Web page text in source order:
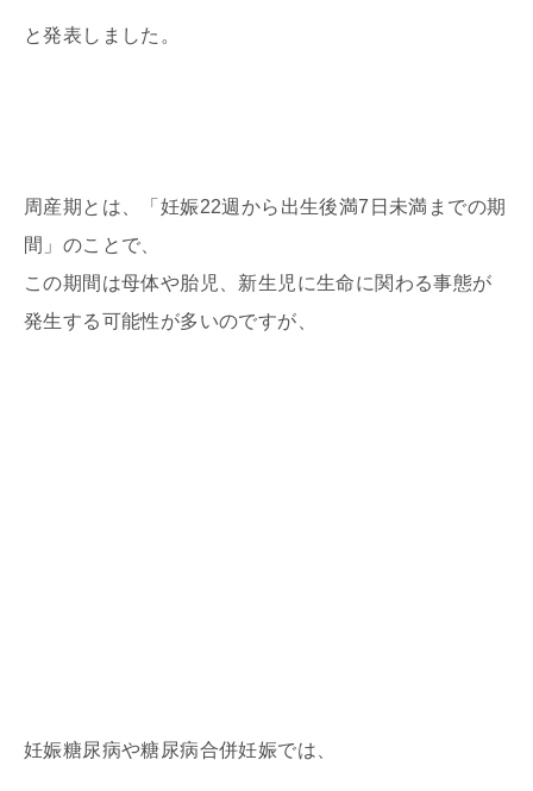
と発表しました。
周産期とは、「妊娠22週から出生後満7日未満までの期
間」のことで、
この期間は母体や胎児、新生児に生命に関わる事態が
発生する可能性が多いのですが、
妊娠糖尿病や糖尿病合併妊娠では、